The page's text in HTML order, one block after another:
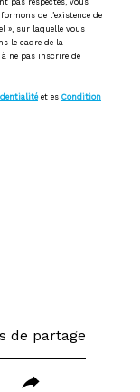
pas respectés, vous
de l’existence de
», sur laquelle vous
le cadre de la
ne pas inscrire de
et es Condition
de partage